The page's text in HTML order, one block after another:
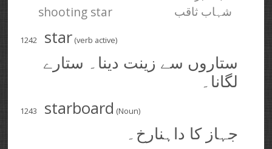
shooting star شہاب ثاقب
1242 star (verb active)
ستاروں سے زینت دینا۔ ستارے
لگانا۔
1243 starboard (Noun)
جہاز کا داہنارخ۔